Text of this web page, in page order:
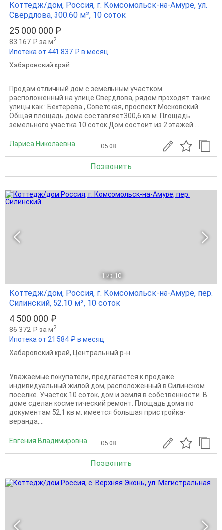
Коттедж/дом, Россия, г. Комсомольск-на-Амуре, ул.
Свердлова, 300.60 м², 10 соток
25 000 000 ₽
83 167 ₽ за м2
Ипотека от 441 837 ₽ в месяц
Хабаровский край
Продам отличный дом с земельным участком
расположенный на улице Свердлова, рядом проходят такие
улицы как : Бехтерева , Советская, проспект Московский
Общая площадь дома составляет300,6 кв м. Площадь
земельного участка 10 соток Дом состоит из 2 этажей....
Лариса Николаевна 05.08
Позвонить
1 из 10
Коттедж/дом, Россия, г. Комсомольск-на-Амуре, пер.
Силинский, 52.10 м², 10 соток
4 500 000 ₽
86 372 ₽ за м2
Ипотека от 21 584 ₽ в месяц
Хабаровский край, Центральный р-н
Уважаемые покупатели, предлагается к продаже
индивидуальный жилой дом, расположенный в Силинском
поселке. Участок 10 соток, дом и земля в собственности. В
доме сделан косметический ремонт. Площадь дома по
документам 52,1 кв м. имеется большая пристройка-
веранда,...
Евгения Владимировна 05.08
Позвонить